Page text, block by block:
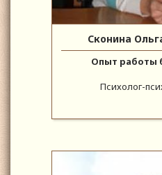
Сконина
Опыт работы
Психолог-